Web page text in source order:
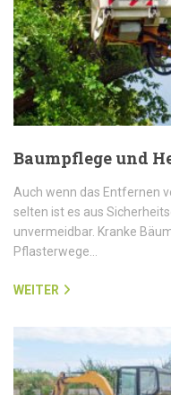
Baumpflege und
Auch wenn das Entfernen
selten ist es aus
unvermeidbar. Kranke
Pflasterwege…
WEITER